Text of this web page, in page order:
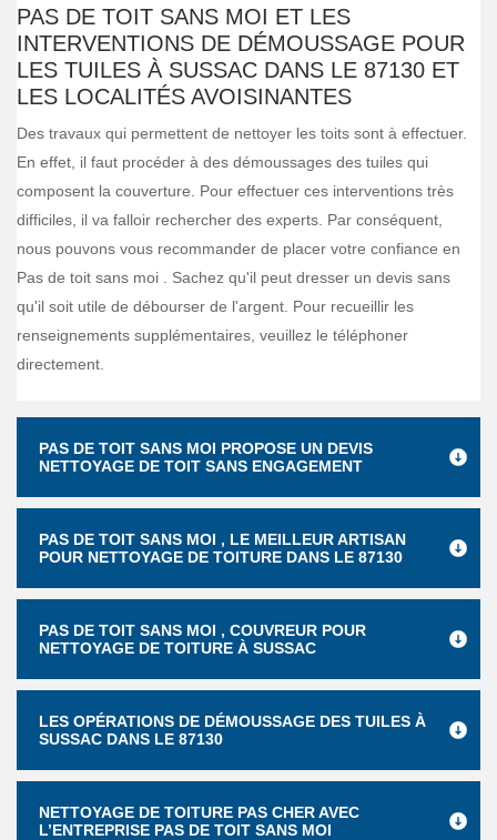
PAS DE TOIT SANS MOI ET LES
INTERVENTIONS DE DÉMOUSSAGE POUR
LES TUILES À SUSSAC DANS LE 87130 ET
LES LOCALITÉS AVOISINANTES
Des travaux qui permettent de nettoyer les toits sont à effectuer.
En effet, il faut procéder à des démoussages des tuiles qui
composent la couverture. Pour effectuer ces interventions très
difficiles, il va falloir rechercher des experts. Par conséquent,
nous pouvons vous recommander de placer votre confiance en
Pas de toit sans moi . Sachez qu'il peut dresser un devis sans
qu'il soit utile de débourser de l'argent. Pour recueillir les
renseignements supplémentaires, veuillez le téléphoner
directement.
PAS DE TOIT SANS MOI PROPOSE UN DEVIS
NETTOYAGE DE TOIT SANS ENGAGEMENT
PAS DE TOIT SANS MOI , LE MEILLEUR ARTISAN
POUR NETTOYAGE DE TOITURE DANS LE 87130
PAS DE TOIT SANS MOI , COUVREUR POUR
NETTOYAGE DE TOITURE À SUSSAC
LES OPÉRATIONS DE DÉMOUSSAGE DES TUILES À
SUSSAC DANS LE 87130
NETTOYAGE DE TOITURE PAS CHER AVEC
L’ENTREPRISE PAS DE TOIT SANS MOI